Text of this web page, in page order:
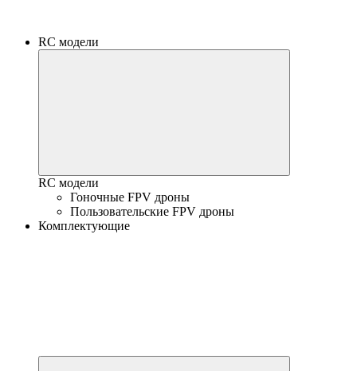
RC модели
RC модели
Гоночные FPV дроны
Пользовательские FPV дроны
Комплектующие